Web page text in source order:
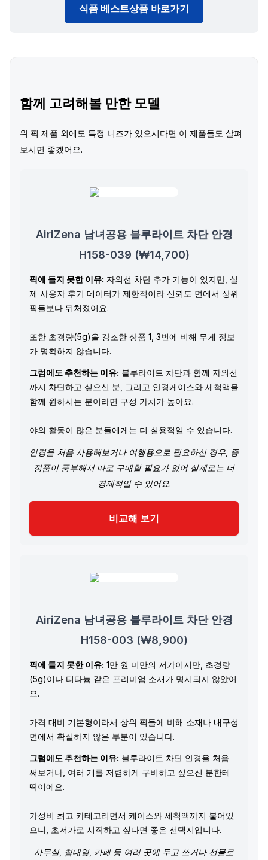
식품 베스트상품 바로가기
함께 고려해볼 만한 모델
위 픽 제품 외에도 특정 니즈가 있으시다면 이 제품들도 살펴
보시면 좋겠어요.
AiriZena 남녀공용 블루라이트 차단 안경
H158-039 (₩14,700)
픽에 들지 못한 이유: 자외선 차단 추가 기능이 있지만, 실
제 사용자 후기 데이터가 제한적이라 신뢰도 면에서 상위
픽들보다 뒤처졌어요.
또한 초경량(5g)을 강조한 상품 1, 3번에 비해 무게 정보
가 명확하지 않습니다.
그럼에도 추천하는 이유: 블루라이트 차단과 함께 자외선
까지 차단하고 싶으신 분, 그리고 안경케이스와 세척액을
함께 원하시는 분이라면 구성 가치가 높아요.
야외 활동이 많은 분들에게는 더 실용적일 수 있습니다.
안경을 처음 사용해보거나 여행용으로 필요하신 경우, 증
정품이 풍부해서 따로 구매할 필요가 없어 실제로는 더
경제적일 수 있어요.
비교해 보기
AiriZena 남녀공용 블루라이트 차단 안경
H158-003 (₩8,900)
픽에 들지 못한 이유: 1만 원 미만의 저가이지만, 초경량
(5g)이나 티타늄 같은 프리미엄 소재가 명시되지 않았어
요.
가격 대비 기본형이라서 상위 픽들에 비해 소재나 내구성
면에서 확실하지 않은 부분이 있습니다.
그럼에도 추천하는 이유: 블루라이트 차단 안경을 처음
써보거나, 여러 개를 저렴하게 구비하고 싶으신 분한테
딱이에요.
가성비 최고 카테고리면서 케이스와 세척액까지 붙어있
으니, 초저가로 시작하고 싶다면 좋은 선택지입니다.
사무실, 침대옆, 카페 등 여러 곳에 두고 쓰거나 선물로